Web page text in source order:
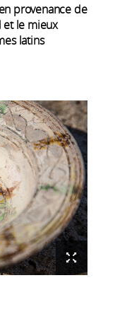
provenance de
et le mieux
latins